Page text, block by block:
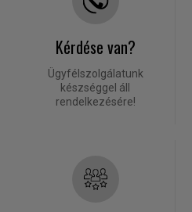
Kérdése van?
Ügyfélszolgálatunk
készséggel áll
rendelkezésére!